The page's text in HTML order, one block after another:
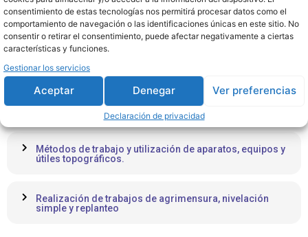
consentimiento de estas tecnologías nos permitirá procesar datos como el
comportamiento de navegación o las identificaciones únicas en este sitio. No
consentir o retirar el consentimiento, puede afectar negativamente a ciertas
características y funciones.
Gestionar los servicios
Aceptar Denegar Ver preferencias
Declaración de privacidad
Mantenimiento y conservación de parques y jardines
Gestión de maquinaria, equipos e instalaciones de
Operaciones topográficas en trabajos de agricultura,
jardinería y montes
Métodos de trabajo y utilización de aparatos, equipos y
útiles topográficos.
Realización de trabajos de agrimensura, nivelación
simple y replanteo